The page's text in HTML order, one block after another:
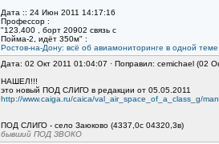
Дата :: 24 Июн 2011 14:17:16
Профессор :
"123.400 , борт 20902 связь с
Пойма-2, идёт 350м" :
Ростов-на-Дону: всё об авиамониторинге в одной
Дата: 02 Окт 2011 01:04:07 · Поправил: cemichael (02
НАШЕЛ!!!
это новый ПОД СЛИГО в редакции от 05.05.2011
http://www.caiga.ru/caica/val_air_space_of_a_class_g/
ПОД СЛИГО - село Заюково (4337,0с 04320,3в)
бывший ПОД ЗВОКО